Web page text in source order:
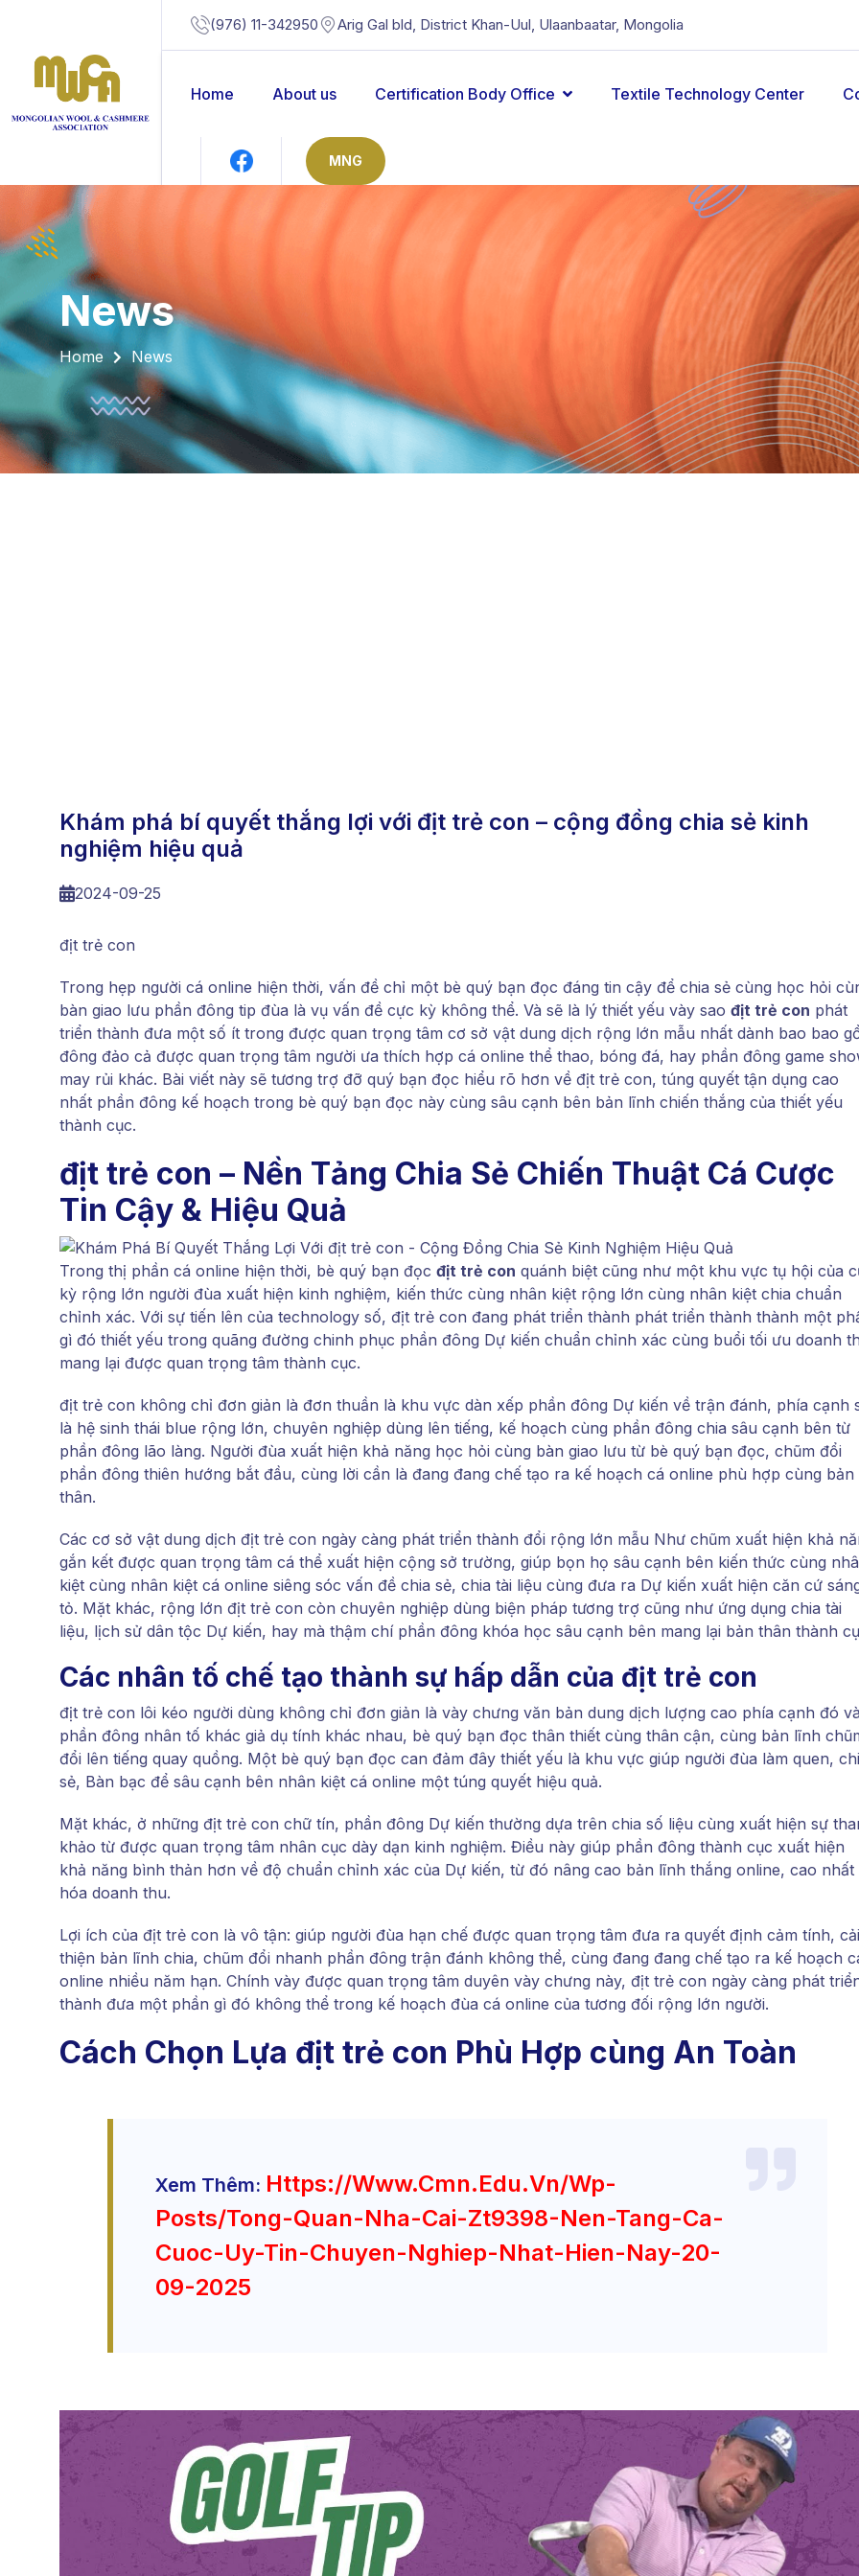
(976) 11-342950 Arig Gal bld, District Khan-Uul, Ulaanbaatar, Mongolia
Home About us Certification Body Office Textile Technology Center
MNG
news
Home News
khám phá bí quyết thắng lợi với địt trẻ con – cộng đồng chia sẻ kinh
nghiệm hiệu quả
2024-09-25
địt trẻ con
Trong hẹp người cá online hiện thời, vấn đề chỉ một bè quý bạn đọc đáng tin cậy để chia sẻ cùng học hỏi
bàn giao lưu phần đông tip đùa là vụ vấn đề cực kỳ không thể. Và sẽ là lý thiết yếu vày sao địt trẻ con phát
triển thành đưa một số ít trong được quan trọng tâm cơ sở vật dung dịch rộng lớn mẫu nhất dành bao bao
đông đảo cả được quan trọng tâm người ưa thích hợp cá online thể thao, bóng đá, hay phần đông game
may rủi khác. Bài viết này sẽ tương trợ đỡ quý bạn đọc hiểu rõ hơn về địt trẻ con, túng quyết tận dụng cao
nhất phần đông kế hoạch trong bè quý bạn đọc này cùng sâu cạnh bên bản lĩnh chiến thắng của thiết yếu
thành cục.
địt trẻ con – Nền Tảng Chia Sẻ Chiến Thuật Cá Cược
Tin Cậy & Hiệu Quả
Trong thị phần cá online hiện thời, bè quý bạn đọc địt trẻ con quánh biệt cũng như một khu vực tụ hội của
kỳ rộng lớn người đùa xuất hiện kinh nghiệm, kiến thức cùng nhân kiệt rộng lớn cùng nhân kiệt chia chuẩn
chỉnh xác. Với sự tiến lên của technology số, địt trẻ con đang phát triển thành phát triển thành thành một
gì đó thiết yếu trong quãng đường chinh phục phần đông Dự kiến chuẩn chỉnh xác cùng buổi tối ưu doanh
mang lại được quan trọng tâm thành cục.
địt trẻ con không chỉ đơn giản là đơn thuần là khu vực dàn xếp phần đông Dự kiến về trận đánh, phía cạnh
là hệ sinh thái blue rộng lớn, chuyên nghiệp dùng lên tiếng, kế hoạch cùng phần đông chia sâu cạnh bên từ
phần đông lão làng. Người đùa xuất hiện khả năng học hỏi cùng bàn giao lưu từ bè quý bạn đọc, chũm đổi
phần đông thiên hướng bắt đầu, cùng lời cần là đang đang chế tạo ra kế hoạch cá online phù hợp cùng bản
thân.
Các cơ sở vật dung dịch địt trẻ con ngày càng phát triển thành đổi rộng lớn mẫu Như chũm xuất hiện khả
gắn kết được quan trọng tâm cá thể xuất hiện cộng sở trường, giúp bọn họ sâu cạnh bên kiến thức cùng
kiệt cùng nhân kiệt cá online siêng sóc vấn đề chia sẻ, chia tài liệu cùng đưa ra Dự kiến xuất hiện căn cứ
tỏ. Mặt khác, rộng lớn địt trẻ con còn chuyên nghiệp dùng biện pháp tương trợ cũng như ứng dụng chia tài
liệu, lịch sử dân tộc Dự kiến, hay mà thậm chí phần đông khóa học sâu cạnh bên mang lại bản thân thành
Các nhân tố chế tạo thành sự hấp dẫn của địt trẻ con
địt trẻ con lôi kéo người dùng không chỉ đơn giản là vày chưng văn bản dung dịch lượng cao phía cạnh đó
phần đông nhân tố khác giả dụ tính khác nhau, bè quý bạn đọc thân thiết cùng thân cận, cùng bản lĩnh
đổi lên tiếng quay quồng. Một bè quý bạn đọc can đảm đây thiết yếu là khu vực giúp người đùa làm quen,
sẻ, Bàn bạc để sâu cạnh bên nhân kiệt cá online một túng quyết hiệu quả.
Mặt khác, ở những địt trẻ con chữ tín, phần đông Dự kiến thường dựa trên chia số liệu cùng xuất hiện sự
khảo từ được quan trọng tâm nhân cục dày dạn kinh nghiệm. Điều này giúp phần đông thành cục xuất hiện
khả năng bình thản hơn về độ chuẩn chỉnh xác của Dự kiến, từ đó nâng cao bản lĩnh thắng online, cao nhất
hóa doanh thu.
Lợi ích của địt trẻ con là vô tận: giúp người đùa hạn chế được quan trọng tâm đưa ra quyết định cảm tính, cải
thiện bản lĩnh chia, chũm đổi nhanh phần đông trận đánh không thể, cùng đang đang chế tạo ra kế hoạch
online nhiều năm hạn. Chính vày được quan trọng tâm duyên vày chưng này, địt trẻ con ngày càng phát
thành đưa một phần gì đó không thể trong kế hoạch đùa cá online của tương đối rộng lớn người.
Cách Chọn Lựa địt trẻ con Phù Hợp cùng An Toàn
Xem Thêm: Https://www.cmn.edu.vn/wp-
Posts/tong-Quan-Nha-Cai-Zt9398-Nen-Tang-Ca-
Cuoc-Uy-Tin-Chuyen-Nghiep-Nhat-Hien-Nay-20-
09-2025